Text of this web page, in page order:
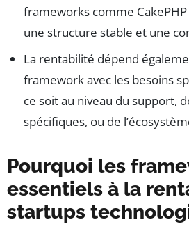
frameworks comme
une structure stable et une
La rentabilité dépend
framework avec les besoins
ce soit au niveau du support,
spécifiques, ou de
Pourquoi les
essentiels à la
startups